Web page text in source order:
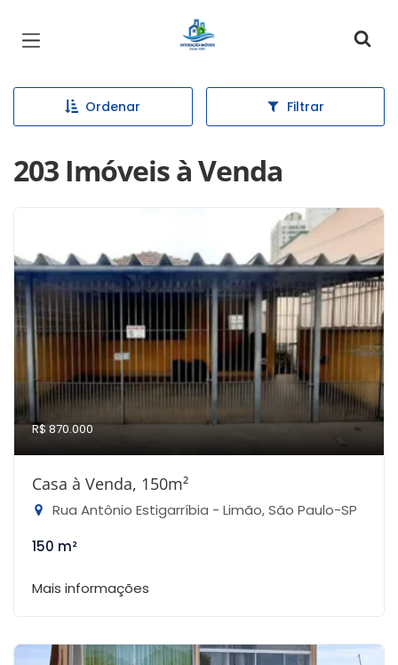
Página inicial
Ordenar Filtrar
203 Imóveis à Venda
R$ 870.000
Casa à Venda, 150m²
Rua Antônio Estigarríbia - Limão, São Paulo-SP
150 m²
Mais informações